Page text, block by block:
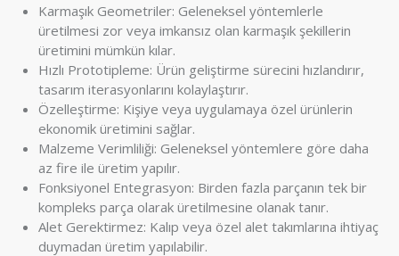
Karmaşık Geometriler: Geleneksel yöntemlerle
üretilmesi zor veya imkansız olan karmaşık şekillerin
üretimini mümkün kılar.
Hızlı Prototipleme: Ürün geliştirme sürecini hızlandırır,
tasarım iterasyonlarını kolaylaştırır.
Özelleştirme: Kişiye veya uygulamaya özel ürünlerin
ekonomik üretimini sağlar.
Malzeme Verimliliği: Geleneksel yöntemlere göre daha
az fire ile üretim yapılır.
Fonksiyonel Entegrasyon: Birden fazla parçanın tek bir
kompleks parça olarak üretilmesine olanak tanır.
Alet Gerektirmez: Kalıp veya özel alet takımlarına ihtiyaç
duymadan üretim yapılabilir.